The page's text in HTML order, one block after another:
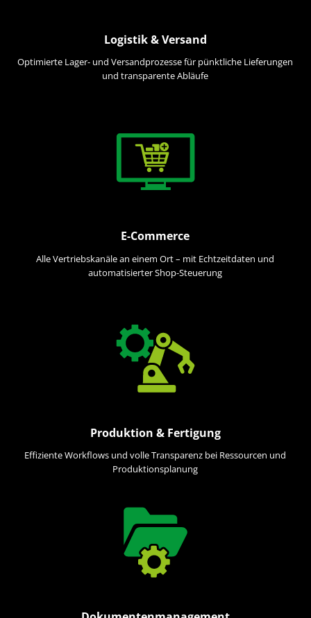
Logistik & Versand
Optimierte Lager- und Versandprozesse für pünktliche Lieferungen
und transparente Abläufe
E-Commerce
Alle Vertriebskanäle an einem Ort – mit Echtzeitdaten und
automatisierter Shop-Steuerung
Produktion & Fertigung
Effiziente Workflows und volle Transparenz bei Ressourcen und
Produktionsplanung